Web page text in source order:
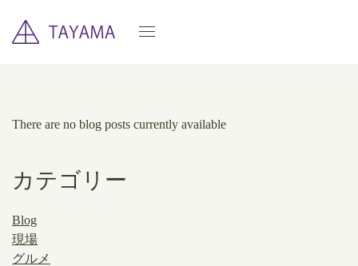
There are no blog posts currently available
カテゴリー
Blog
現場
グルメ